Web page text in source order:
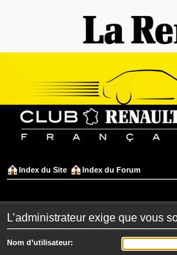
Index du Site Index du Forum
L’administrateur exige que vous
Nom d’utilisateur: